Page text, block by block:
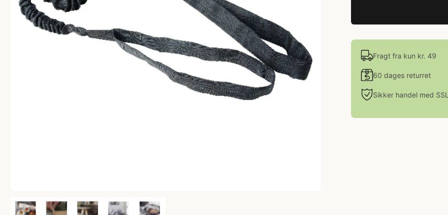
Fragt fra kun kr. 49
60 dages returret
Sikker handel med SSL